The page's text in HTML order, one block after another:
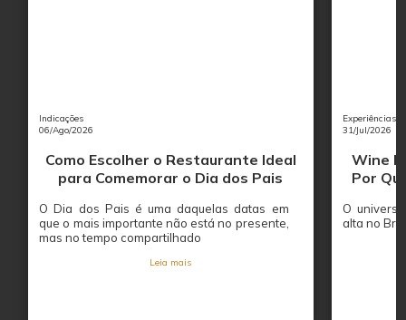
Indicações
06/Ago/2026
Como Escolher o Restaurante Ideal
para Comemorar o Dia dos Pais
O Dia dos Pais é uma daquelas datas em
que o mais importante não está no presente,
mas no tempo compartilhado
Leia mais
Experiências
31/Jul/2026
Wine
Por
O
alta no